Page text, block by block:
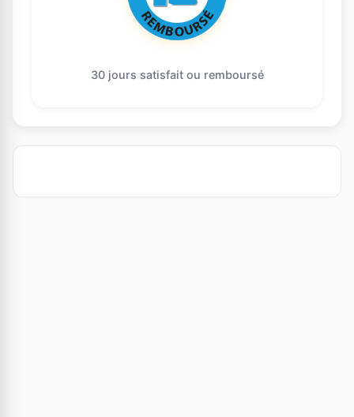
30 jours satisfait ou remboursé